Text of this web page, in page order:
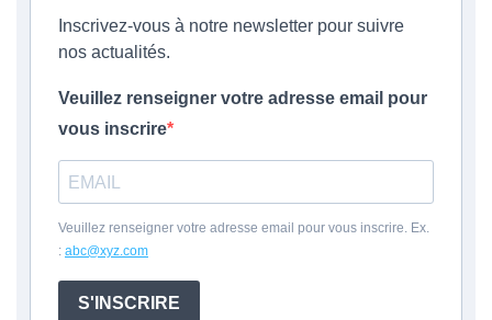
Inscrivez-vous à notre newsletter pour suivre
nos actualités.
Veuillez renseigner votre adresse email pour
vous inscrire
Veuillez renseigner votre adresse email pour vous inscrire. Ex.
: abc@xyz.com
S'INSCRIRE